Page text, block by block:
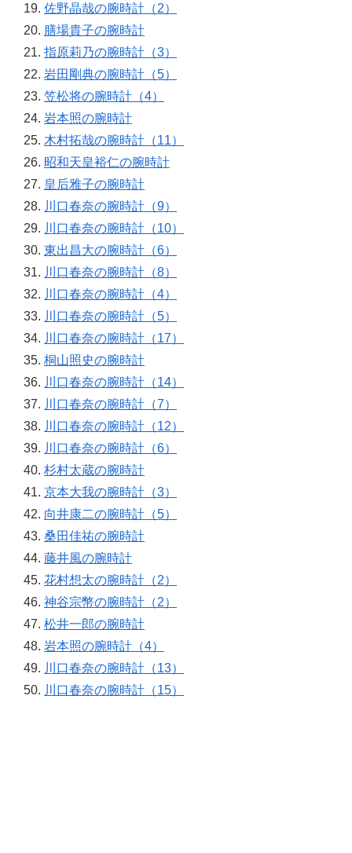
佐野晶哉の腕時計（2）
膳場貴子の腕時計
指原莉乃の腕時計（3）
岩田剛典の腕時計（5）
笠松将の腕時計（4）
岩本照の腕時計
木村拓哉の腕時計（11）
昭和天皇裕仁の腕時計
皇后雅子の腕時計
川口春奈の腕時計（9）
川口春奈の腕時計（10）
東出昌大の腕時計（6）
川口春奈の腕時計（8）
川口春奈の腕時計（4）
川口春奈の腕時計（5）
川口春奈の腕時計（17）
桐山照史の腕時計
川口春奈の腕時計（14）
川口春奈の腕時計（7）
川口春奈の腕時計（12）
川口春奈の腕時計（6）
杉村太蔵の腕時計
京本大我の腕時計（3）
向井康二の腕時計（5）
桑田佳祐の腕時計
藤井風の腕時計
花村想太の腕時計（2）
神谷宗幣の腕時計（2）
松井一郎の腕時計
岩本照の腕時計（4）
川口春奈の腕時計（13）
川口春奈の腕時計（15）